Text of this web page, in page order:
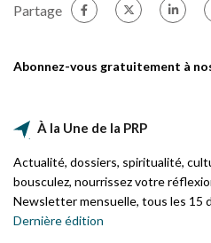
Partage
Abonnez-vous gratuitement à
À la Une de la PRP
Actualité, dossiers, spiritualité,
bousculez, nourrissez votre
Newsletter mensuelle, tous les 15
Dernière édition